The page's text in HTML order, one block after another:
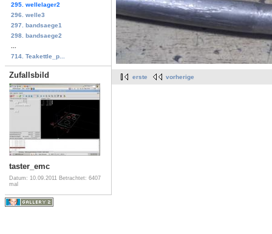
295. wellelager2
296. welle3
297. bandsaege1
298. bandsaege2
714. Teakettle_p...
Zufallsbild
taster_emc
Datum: 10.09.2011 Betrachtet: 6407
mal
erste vorherige